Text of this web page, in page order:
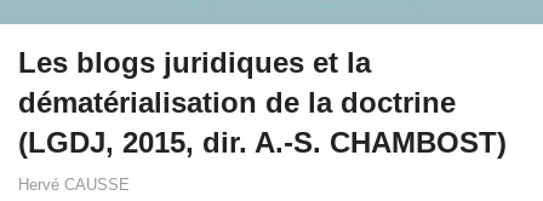
Les blogs juridiques et la
dématérialisation de la doctrine
(LGDJ, 2015, dir. A.-S. CHAMBOST)
Hervé CAUSSE